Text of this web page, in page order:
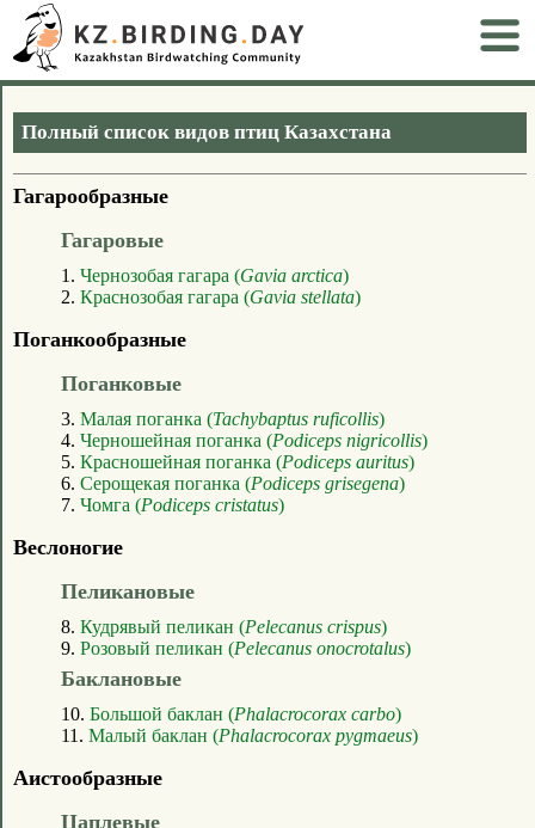
Полный список видов птиц Казахстана
Гагарообразные
Гагаровые
1. Чернозобая гагара (Gavia arctica)
2. Краснозобая гагара (Gavia stellata)
Поганкообразные
Поганковые
3. Малая поганка (Tachybaptus ruficollis)
4. Черношейная поганка (Podiceps nigricollis)
5. Красношейная поганка (Podiceps auritus)
6. Серощекая поганка (Podiceps grisegena)
7. Чомга (Podiceps cristatus)
Веслоногие
Пеликановые
8. Кудрявый пеликан (Pelecanus crispus)
9. Розовый пеликан (Pelecanus onocrotalus)
Баклановые
10. Большой баклан (Phalacrocorax carbo)
11. Малый баклан (Phalacrocorax pygmaeus)
Аистообразные
Цаплевые